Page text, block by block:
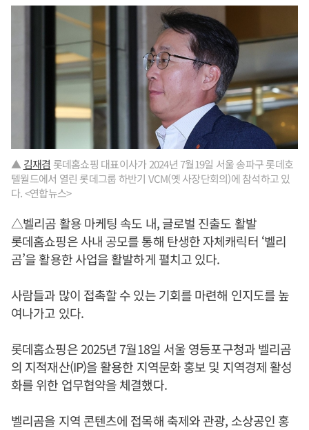
▲ 김재겸 롯데홈쇼핑 대표이사가 2024년 7월19일 서울 송파구 롯데호
텔월드에서 열린 롯데그룹 하반기 VCM(옛 사장단회의)에 참석하고 있
다. <연합뉴스>
△벨리곰 활용 마케팅 속도 내, 글로벌 진출도 활발
롯데홈쇼핑은 사내 공모를 통해 탄생한 자체캐릭터 ‘벨리
곰’을 활용한 사업을 활발하게 펼치고 있다.
사람들과 많이 접촉할 수 있는 기회를 마련해 인지도를 높
여나가고 있다.
롯데홈쇼핑은 2025년 7월18일 서울 영등포구청과 벨리곰
의 지적재산(IP)을 활용한 지역문화 홍보 및 지역경제 활성
화를 위한 업무협약을 체결했다.
벨리곰을 지역 콘텐츠에 접목해 축제와 관광, 소상공인 홍